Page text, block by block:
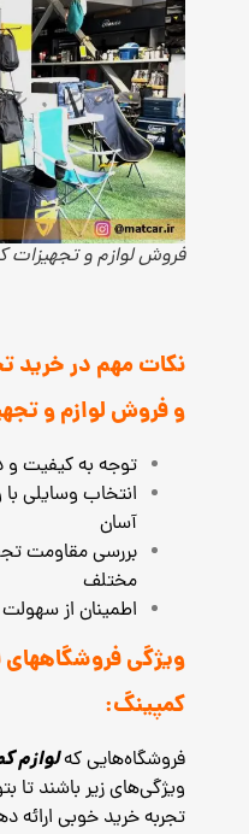
فروش لوازم و تجهیزات
نکات مهم در خرید
و فروش لوازم و
توجه به کیفیت و
انتخاب وسایلی
آسان
بررسی مقاومت
مختلف
اطمینان از
ویژگی
کمپینگ:
فروشگاه‌هایی کهلوازم
ویژگی‌های زیر باشند تا
تجربه خرید خوبی ارائه